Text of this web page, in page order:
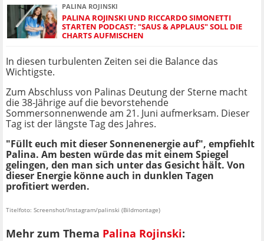
PALINA ROJINSKI
PALINA ROJINSKI UND RICCARDO SIMONETTI
STARTEN PODCAST: "SAUS & APPLAUS" SOLL DIE
CHARTS AUFMISCHEN
In diesen turbulenten Zeiten sei die Balance das
Wichtigste.
Zum Abschluss von Palinas Deutung der Sterne macht
die 38-Jährige auf die bevorstehende
Sommersonnenwende am 21. Juni aufmerksam. Dieser
Tag ist der längste Tag des Jahres.
"Füllt euch mit dieser Sonnenenergie auf", empfiehlt
Palina. Am besten würde das mit einem Spiegel
gelingen, den man sich unter das Gesicht hält. Von
dieser Energie könne auch in dunklen Tagen
profitiert werden.
Titelfoto: Screenshot/Instagram/palinski (Bildmontage)
Mehr zum Thema Palina Rojinski: